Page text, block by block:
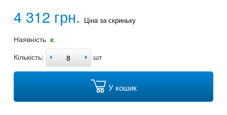
4 312 грн. Ціна за скриньку
Наявність є
Кількість:
шт
У кошик